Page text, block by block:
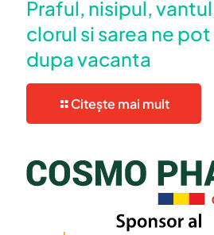
Praful, nisipul,
clorul si sarea ne
dupa vacanta
Citește mai mult